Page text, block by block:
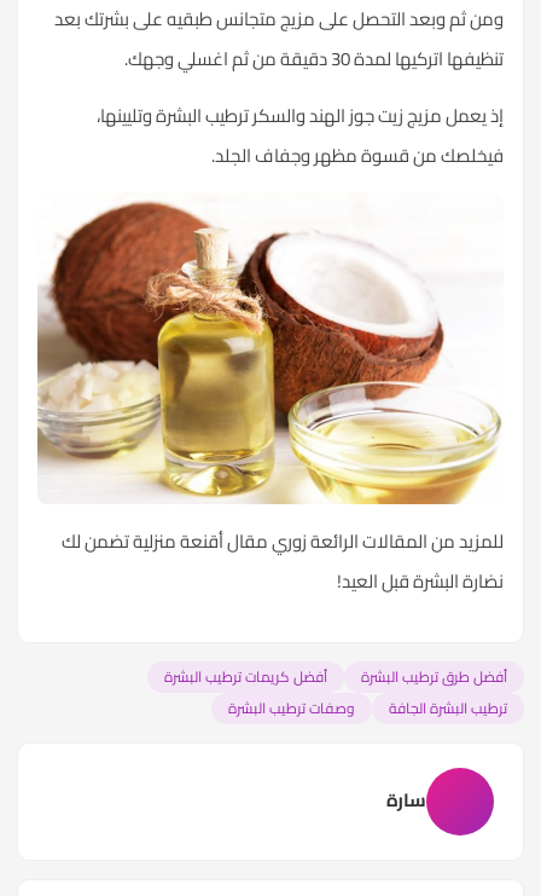
ومن ثم وبعد التحصل على مزيج متجانس طبقيه على بشرتك بعد
تنظيفها اتركيها لمدة 30 دقيقة من ثم اغسلي وجهك.
إذ يعمل مزيج زيت جوز الهند والسكر ترطيب البشرة وتليينها،
فيخلصك من قسوة مظهر وجفاف الجلد.
للمزيد من المقالات الرائعة زوري مقالأقنعة منزلية تضمن لك
نضارة البشرة قبل العيد!
أفضل طرق ترطيب البشرة
أفضل كريمات ترطيب البشرة
ترطيب البشرة الجافة
وصفات ترطيب البشرة
سارة